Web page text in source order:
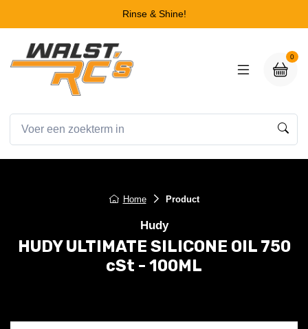
Rinse & Shine!
0
Home Product
Hudy
HUDY ULTIMATE SILICONE OIL 750
cSt - 100ML